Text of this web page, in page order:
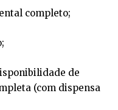
completo;
de
(com dispensa